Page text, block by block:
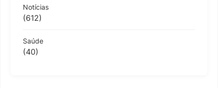
Notícias
(612)
Saúde
(40)